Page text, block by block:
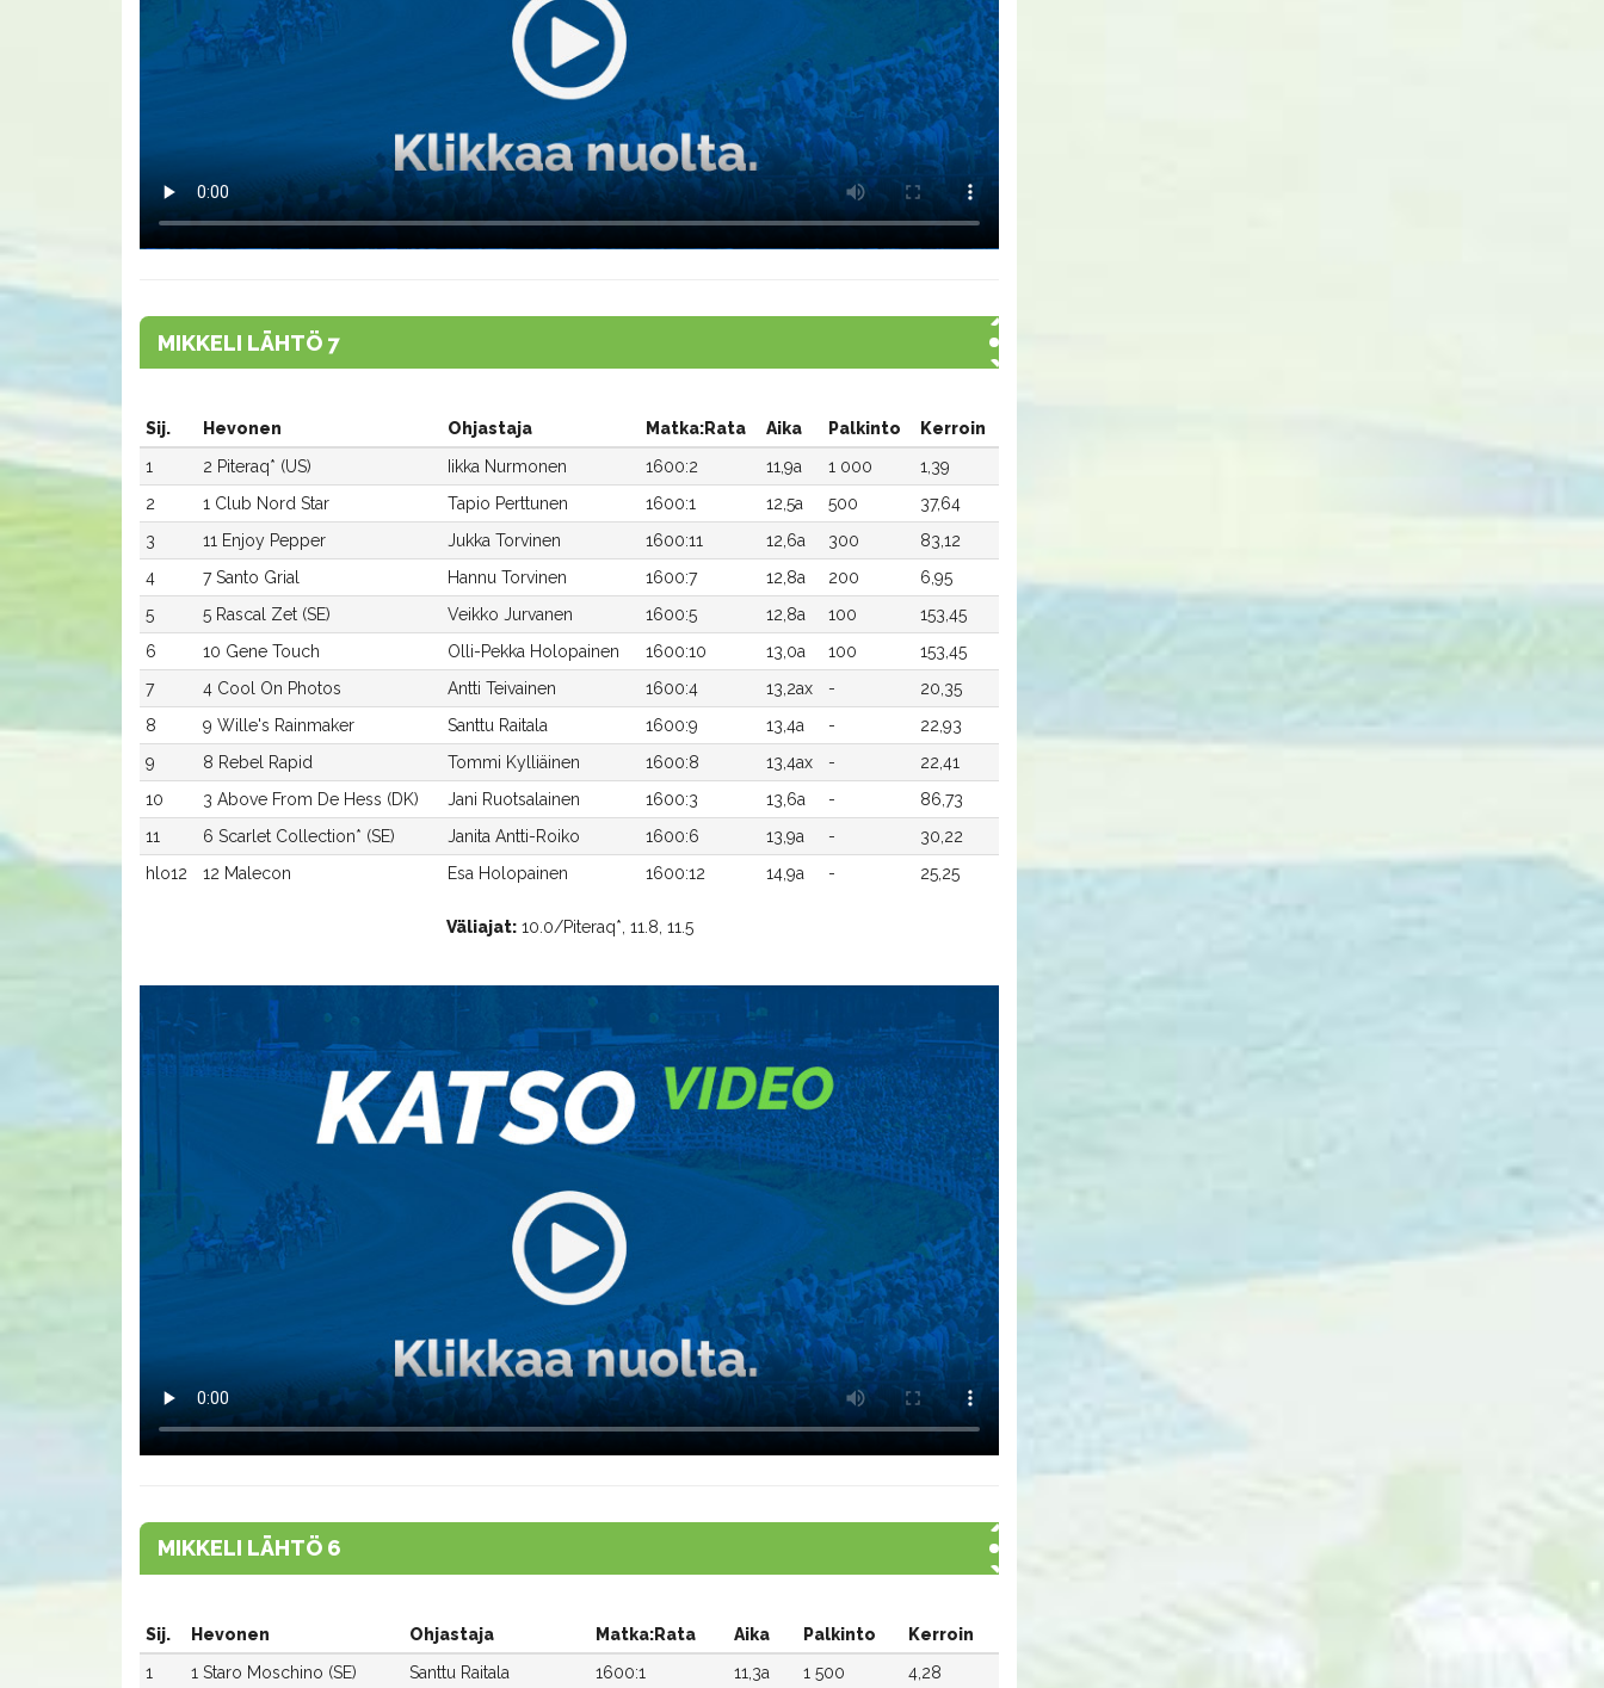
MIKKELI LÄHTÖ 7
Sij. Hevonen Ohjastaja Matka:Rata Aika Palkinto
Kerroin
1
2 Piteraq* (US) Iikka Nurmonen 1600:2 11,9a 1 000
1,39
2
1 Club Nord Star Tapio Perttunen 1600:1 12,5a 500
37,64
3
11 Enjoy Pepper Jukka Torvinen 1600:11 12,6a 300
83,12
4
7 Santo Grial Hannu Torvinen 1600:7 12,8a 200
6,95
5
5 Rascal Zet (SE) Veikko Jurvanen 1600:5 12,8a 100
153,45
6
10 Gene Touch Olli-Pekka Holopainen 1600:10 13,0a 100
153,45
7
4 Cool On Photos Antti Teivainen 1600:4 13,2ax -
20,35
8
9 Wille's Rainmaker Santtu Raitala 1600:9 13,4a -
22,93
9
8 Rebel Rapid Tommi Kylliäinen 1600:8 13,4ax -
22,41
10
3 Above From De Hess (DK) Jani Ruotsalainen 1600:3 13,6a -
86,73
11
6 Scarlet Collection* (SE) Janita Antti-Roiko 1600:6 13,9a -
30,22
hlo12
12 Malecon Esa Holopainen 1600:12 14,9a - 25,25
Väliajat:10.0/Piteraq*, 11.8, 11.5
MIKKELI LÄHTÖ 6
Sij. Hevonen Ohjastaja Matka:Rata Aika Palkinto
Kerroin
1
1 Staro Moschino (SE) Santtu Raitala 1600:1 11,3a 1 500 4,28